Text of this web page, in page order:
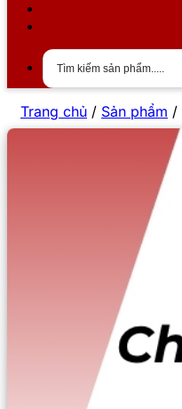
Trang chủ / Sản phẩm /